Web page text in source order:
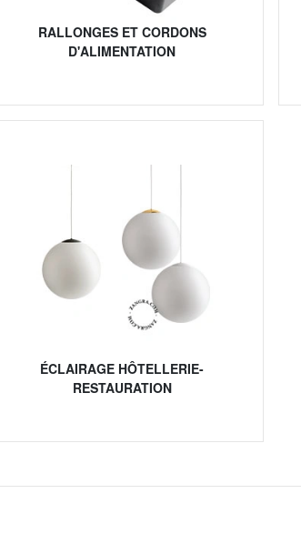
RALLONGES ET CORDONS
D'ALIMENTATION
ÉCLAIRAGE HÔTELLERIE-
RESTAURATION